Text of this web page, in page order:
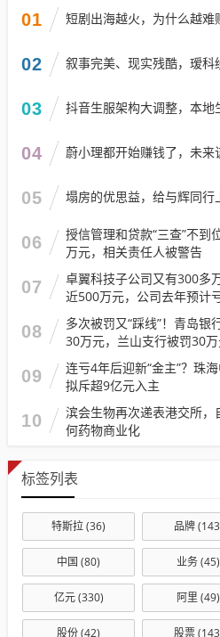
01 短剧出海越火，为什么越难
02 叙事完美、现实残酷，瑷科
03 抖音生服架构大调整，本地
04 蔚小理都开始赚钱了，未来
05 塌房的优思益，给与辉同行
06
授信管理和贷款“三查”不
万元，相关责任人被警告
07
卓翼科技子公司又有300多
近500万元，公司去年预计
08
多次被罚又“踩线”！青岛银
30万元，兰山支行被罚30
09
连亏4年后迎新“金主”？珠
拟斥超9亿元入主
10
滨会生物再次递表港交所
何药物商业化
标签列表
特斯拉(36) 品牌
中国 (80) 业务(45)
亿元(330) 阿里 (49)
股份(42) 股票